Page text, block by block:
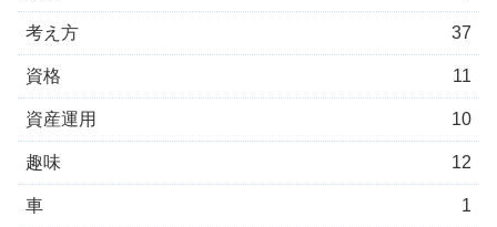
考え方 37
資格 11
資産運用 10
趣味 12
車 1